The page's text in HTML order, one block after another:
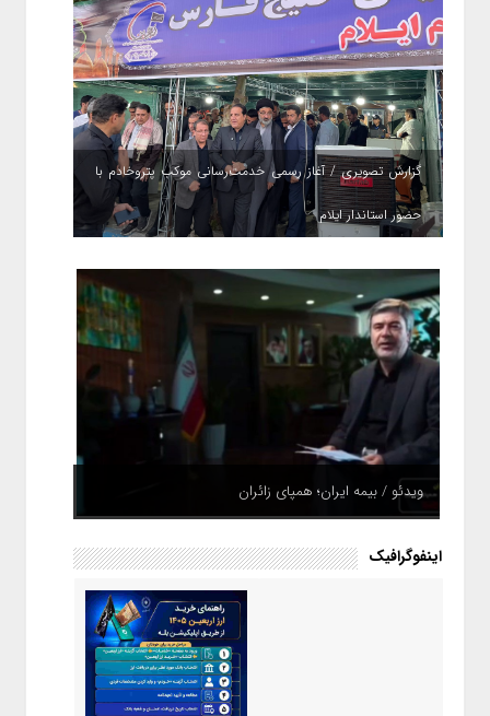
گزارش تصویری / آغاز رسمی خدمت‌رسانی موکب پتروخادم با
حضور استاندار ایلام
ویدئو / بیمه ایران؛ همپای زائران
اینفوگرافیک